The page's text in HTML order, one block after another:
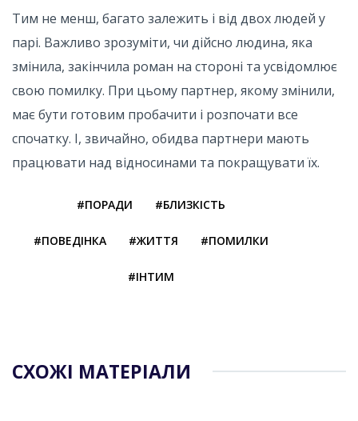
Тим не менш, багато залежить і від двох людей у ​​
парі. Важливо зрозуміти, чи дійсно людина, яка
змінила, закінчила роман на стороні та усвідомлює
свою помилку. При цьому партнер, якому змінили,
має бути готовим пробачити і розпочати все
спочатку. І, звичайно, обидва партнери мають
працювати над відносинами та покращувати їх.
#ПОРАДИ #БЛИЗКІСТЬ
#ПОВЕДІНКА #ЖИТТЯ #ПОМИЛКИ
#ІНТИМ
СХОЖІ МАТЕРІАЛИ